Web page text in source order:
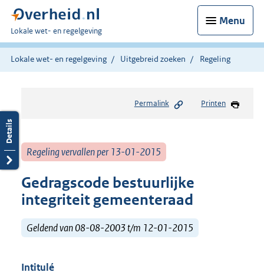
Menu
U
bent
hier:
Lokale wet- en regelgeving
Lokale wet- en regelgeving Uitgebreid zoeken Regeling
Permalink Printen
Regeling vervallen per 13-01-2015
Gedragscode bestuurlijke
integriteit gemeenteraad
Geldend van 08-08-2003 t/m 12-01-2015
Intitulé